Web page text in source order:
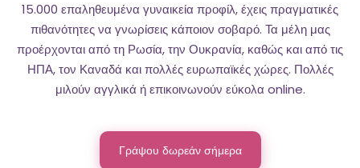
15.000 επαληθευμένα γυναικεία προφίλ, έχεις πραγματικές
πιθανότητες να γνωρίσεις κάποιον σοβαρό. Τα μέλη μας
προέρχονται από τη Ρωσία, την Ουκρανία, καθώς και από τις
ΗΠΑ, τον Καναδά και πολλές ευρωπαϊκές χώρες. Πολλές
μιλούν αγγλικά ή επικοινωνούν εύκολα online.
Γράψου δωρεάν σήμερα